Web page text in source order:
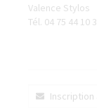
Valence Stylos
Tél. 04 75 44 10